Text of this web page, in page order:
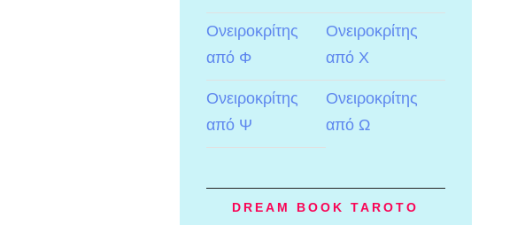
Ονειροκρίτης
από Φ
Ονειροκρίτης
από Χ
Ονειροκρίτης
από Ψ
Ονειροκρίτης
από Ω
DREAM BOOK TAROTO